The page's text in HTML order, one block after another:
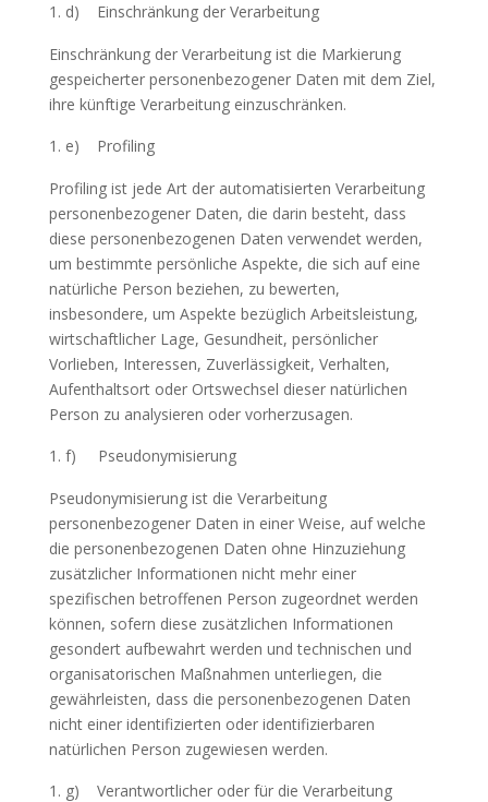
d) Einschränkung der Verarbeitung
Einschränkung der Verarbeitung ist die Markierung
gespeicherter personenbezogener Daten mit dem Ziel,
ihre künftige Verarbeitung einzuschränken.
e) Profiling
Profiling ist jede Art der automatisierten Verarbeitung
personenbezogener Daten, die darin besteht, dass
diese personenbezogenen Daten verwendet werden,
um bestimmte persönliche Aspekte, die sich auf eine
natürliche Person beziehen, zu bewerten,
insbesondere, um Aspekte bezüglich Arbeitsleistung,
wirtschaftlicher Lage, Gesundheit, persönlicher
Vorlieben, Interessen, Zuverlässigkeit, Verhalten,
Aufenthaltsort oder Ortswechsel dieser natürlichen
Person zu analysieren oder vorherzusagen.
f) Pseudonymisierung
Pseudonymisierung ist die Verarbeitung
personenbezogener Daten in einer Weise, auf welche
die personenbezogenen Daten ohne Hinzuziehung
zusätzlicher Informationen nicht mehr einer
spezifischen betroffenen Person zugeordnet werden
können, sofern diese zusätzlichen Informationen
gesondert aufbewahrt werden und technischen und
organisatorischen Maßnahmen unterliegen, die
gewährleisten, dass die personenbezogenen Daten
nicht einer identifizierten oder identifizierbaren
natürlichen Person zugewiesen werden.
g) Verantwortlicher oder für die Verarbeitung